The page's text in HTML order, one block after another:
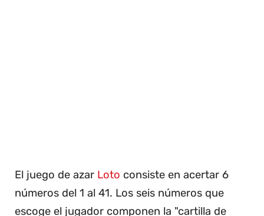
El juego de azar Loto consiste en acertar 6
números del 1 al 41. Los seis números que
escoge el jugador componen la "cartilla de